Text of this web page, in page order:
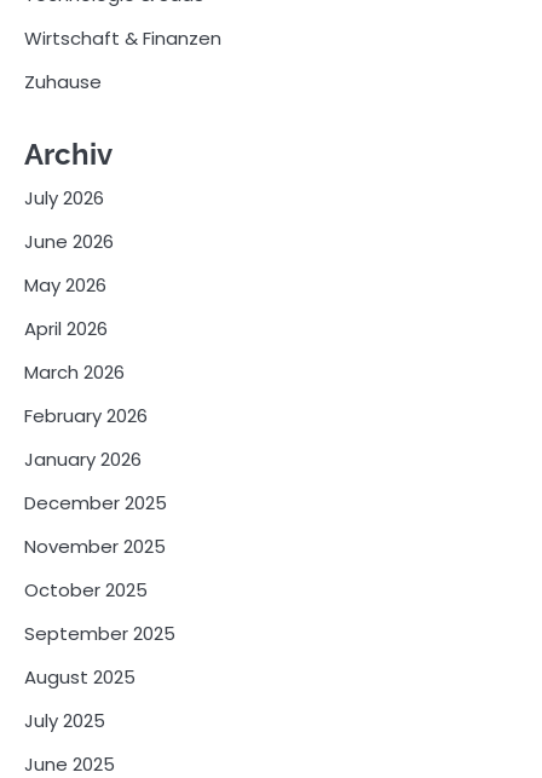
Wirtschaft & Finanzen
Zuhause
Archiv
July 2026
June 2026
May 2026
April 2026
March 2026
February 2026
January 2026
December 2025
November 2025
October 2025
September 2025
August 2025
July 2025
June 2025